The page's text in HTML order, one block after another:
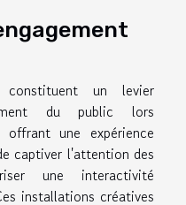
constituent un levier
du public lors
offrant une expérience
captiver l'attention des
une interactivité
installations créatives